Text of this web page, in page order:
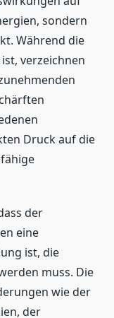
sondern
Während die
verzeichnen
Druck auf die
der
eine
ist, die
muss. Die
wie der
der